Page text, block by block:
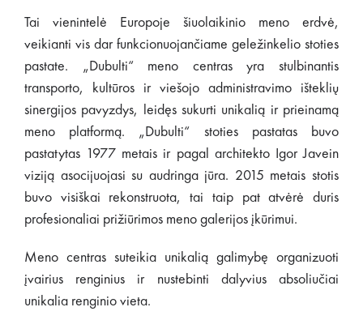
Tai vienintelė Europoje šiuolaikinio meno erdvė,
veikianti vis dar funkcionuojančiame geležinkelio stoties
pastate. „Dubulti“ meno centras yra stulbinantis
transporto, kultūros ir viešojo administravimo išteklių
sinergijos pavyzdys, leidęs sukurti unikalią ir prieinamą
meno platformą. „Dubulti“ stoties pastatas buvo
pastatytas 1977 metais ir pagal architekto Igor Javein
viziją asocijuojasi su audringa jūra. 2015 metais stotis
buvo visiškai rekonstruota, tai taip pat atvėrė duris
profesionaliai prižiūrimos meno galerijos įkūrimui.
Meno centras suteikia unikalią galimybę organizuoti
įvairius renginius ir nustebinti dalyvius absoliučiai
unikalia renginio vieta.